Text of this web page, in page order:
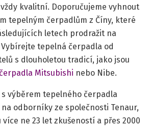
kvalitní. Doporučujeme vyhnout
tepelným čerpadlům z Číny, které
letech prodražit na
tepelná čerpadla od
s dlouholetou tradicí, jako jsou
Mitsubishi nebo Nibe.
výběrem tepelného čerpadla
odborníky ze společnosti Tenaur,
ne 23 let zkušeností a přes 2000